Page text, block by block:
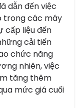
dẫn đến việc
trong các máy
cấp liệu đến
cải tiến
chức năng
nhiên, việc
tăng thêm
mức giá cuối